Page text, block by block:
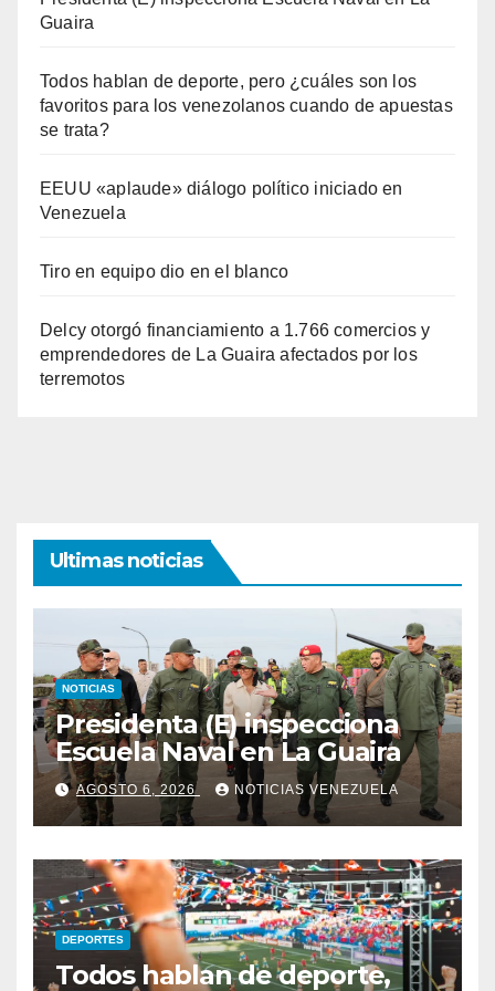
Guaira
Todos hablan de deporte, pero ¿cuáles son los
favoritos para los venezolanos cuando de apuestas
se trata?
EEUU «aplaude» diálogo político iniciado en
Venezuela
Tiro en equipo dio en el blanco
Delcy otorgó financiamiento a 1.766 comercios y
emprendedores de La Guaira afectados por los
terremotos
Ultimas noticias
NOTICIAS
Presidenta (E) inspecciona
Escuela Naval en La Guaira
AGOSTO 6, 2026 NOTICIAS VENEZUELA
DEPORTES
Todos hablan de deporte,